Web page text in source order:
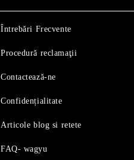
Întrebări Frecvente
Procedură reclamaţii
Contactează-ne
Confidențialitate
Articole blog si retete
FAQ- wagyu